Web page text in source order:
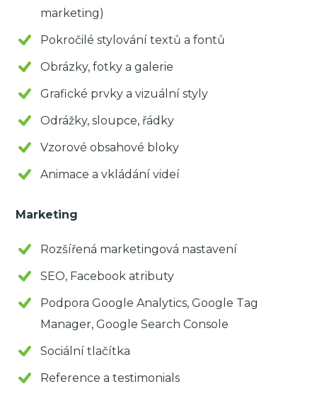
marketing)
Pokročilé stylování textů a fontů
Obrázky, fotky a galerie
Grafické prvky a vizuální styly
Odrážky, sloupce, řádky
Vzorové obsahové bloky
Animace a vkládání videí
Marketing
Rozšířená marketingová nastavení
SEO, Facebook atributy
Podpora Google Analytics, Google Tag
Manager, Google Search Console
Sociální tlačítka
Reference a testimonials